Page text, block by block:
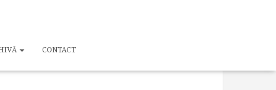
CONTACT
19:00 - 20:00